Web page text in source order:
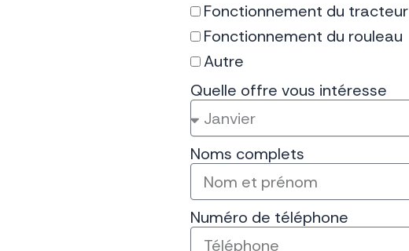
Fonctionnement du tracteur
Fonctionnement du rouleau
Autre
Quelle offre vous intéresse
Noms complets
Numéro de téléphone